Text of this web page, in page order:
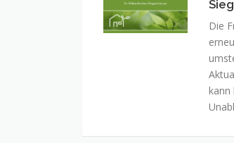
für
Die
kann